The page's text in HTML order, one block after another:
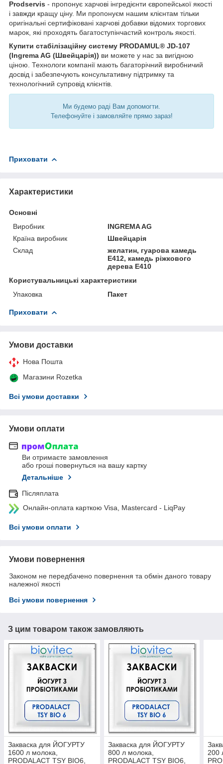
Prodservis - пропонує харчові інгредієнти європейської якості
і завжди кращу ціну. Ми пропонуєм нашим клієнтам тільки
оригінальні сертифіковані харчові добавки відомих торгових
марок, які проходять багатоступінчастий контроль якості.
Купити стабілізаційну систему PRODAMUL® JD-107
(Ingrema AG (Швейцарія)) ви можете у нас за вигідною
ціною. Технологи компанії мають багаторічний виробничий
досвід і забезпечують консультативну підтримку та
технологічний супровід клієнтів.
Ми будемо раді Вам допомогти.
Телефонуйте і замовляйте прямо зараз!
Приховати
Характеристики
Основні
Виробник
INGREMA AG
Країна виробник
Швейцарія
Склад
желатин, гуарова камедь
Е412, камедь ріжкового
дерева Е410
Користувальницькі характеристики
Упаковка
Пакет
Приховати
Умови доставки
Нова Пошта
Магазини Rozetka
Всі умови доставки
Умови оплати
Ви отримаєте замовлення
або гроші повернуться на вашу картку
Детальніше
Післяплата
Онлайн-оплата карткою Visa, Mastercard - LiqPay
Всі умови оплати
Умови повернення
Законом не передбачено повернення та обмін даного товару
належної якості
Всі умови повернення
З цим товаром також замовляють
Закваска для ЙОГУРТУ
1600 л молока,
PRODALACT TSY BIO6,
Закваска для ЙОГУРТУ
800 л молока,
PRODALACT TSY BIO6,
200